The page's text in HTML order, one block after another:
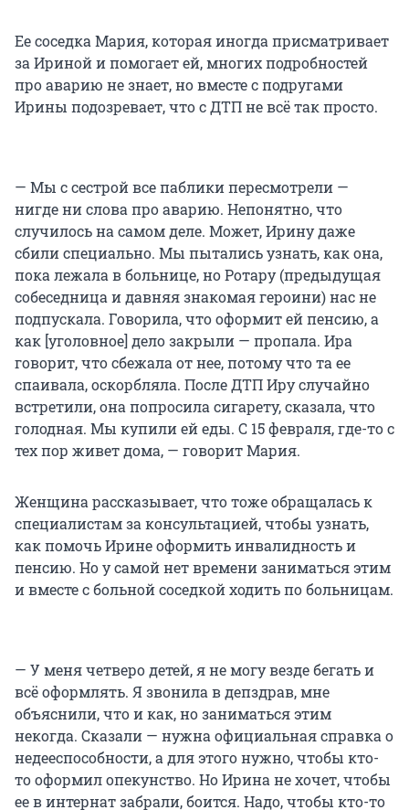
Ее соседка Мария, которая иногда присматривает
за Ириной и помогает ей, многих подробностей
про аварию не знает, но вместе с подругами
Ирины подозревает, что с ДТП не всё так просто.
— Мы с сестрой все паблики пересмотрели —
нигде ни слова про аварию. Непонятно, что
случилось на самом деле. Может, Ирину даже
сбили специально. Мы пытались узнать, как она,
пока лежала в больнице, но Ротару (предыдущая
собеседница и давняя знакомая героини) нас не
подпускала. Говорила, что оформит ей пенсию, а
как [уголовное] дело закрыли — пропала. Ира
говорит, что сбежала от нее, потому что та ее
спаивала, оскорбляла. После ДТП Иру случайно
встретили, она попросила сигарету, сказала, что
голодная. Мы купили ей еды. С 15 февраля, где-то с
тех пор живет дома, — говорит Мария.
Женщина рассказывает, что тоже обращалась к
специалистам за консультацией, чтобы узнать,
как помочь Ирине оформить инвалидность и
пенсию. Но у самой нет времени заниматься этим
и вместе с больной соседкой ходить по больницам.
— У меня четверо детей, я не могу везде бегать и
всё оформлять. Я звонила в депздрав, мне
объяснили, что и как, но заниматься этим
некогда. Сказали — нужна официальная справка о
недееспособности, а для этого нужно, чтобы кто-
то оформил опекунство. Но Ирина не хочет, чтобы
ее в интернат забрали, боится. Надо, чтобы кто-то